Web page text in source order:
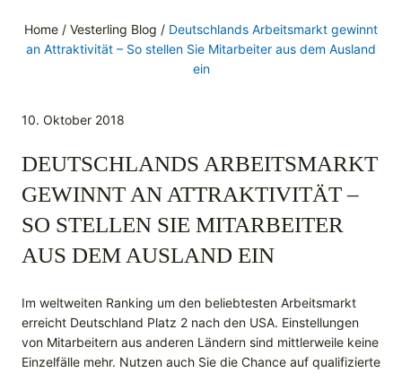
Home / Vesterling Blog / Deutschlands Arbeitsmarkt gewinnt
an Attraktivität – So stellen Sie Mitarbeiter aus dem Ausland
ein
10. Oktober 2018
DEUTSCHLANDS ARBEITSMARKT
GEWINNT AN ATTRAKTIVITÄT –
SO STELLEN SIE MITARBEITER
AUS DEM AUSLAND EIN
Im weltweiten Ranking um den beliebtesten Arbeitsmarkt
erreicht Deutschland Platz 2 nach den USA. Einstellungen
von Mitarbeitern aus anderen Ländern sind mittlerweile keine
Einzelfälle mehr. Nutzen auch Sie die Chance auf qualifizierte